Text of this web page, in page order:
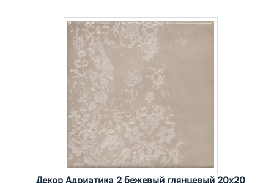
Декор Адриатика 2 бежевый глянцевый 20x20